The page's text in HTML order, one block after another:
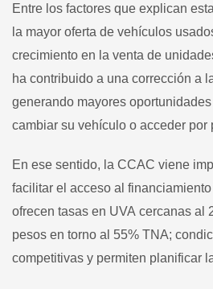
Entre los factores que explican
la mayor oferta de vehículos
crecimiento en la venta de
ha contribuido a una corrección a
generando mayores
cambiar su vehículo o acceder por
En ese sentido, la CCAC viene
facilitar el acceso al
ofrecen tasas en UVA cercanas al
pesos en torno al 55% TNA;
competitivas y permiten planificar